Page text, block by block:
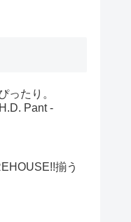
ったり。
Pant -
揃う